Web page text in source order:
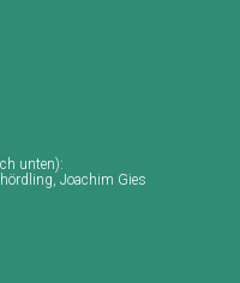
unten):
Joachim Gies